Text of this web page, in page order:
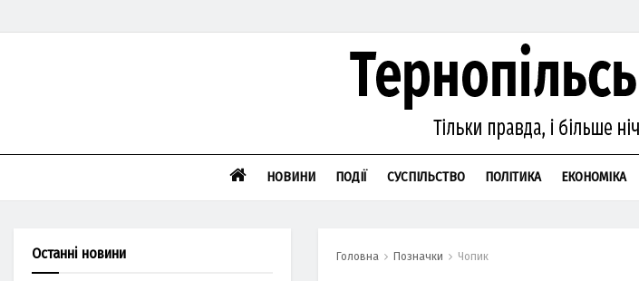
НОВИНИ ПОДІЇ СУСПІЛЬСТВО ПОЛІТИКА ЕКОНОМІКА
Головна Позначки Чопик
Останні новини